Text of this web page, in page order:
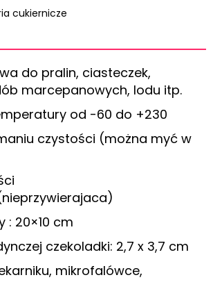
cukiernicze
do pralin, ciasteczek,
marcepanowych, lodu itp.
od -60 do +230
czystości (można myć w
: 20×10 cm
czekoladki: 2,7 x 3,7 cm
mikrofalówce,